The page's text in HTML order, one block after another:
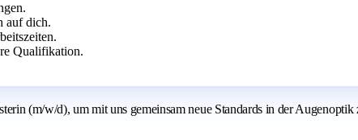
auf dich.
Qualifikation.
(m/w/d), um mit uns gemeinsam neue Standards in der